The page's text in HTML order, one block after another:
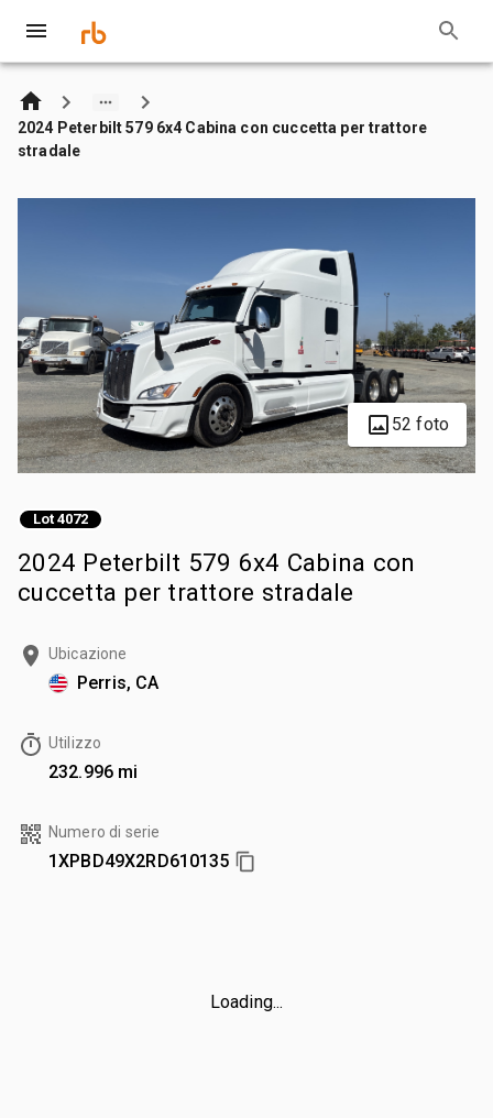
2024 Peterbilt 579 6x4 Cabina con cuccetta per trattore
stradale
52 foto
Lot 4072
2024 Peterbilt 579 6x4 Cabina con
cuccetta per trattore stradale
Ubicazione
Perris, CA
Utilizzo
232.996 mi
Numero di serie
1XPBD49X2RD610135
Loading...